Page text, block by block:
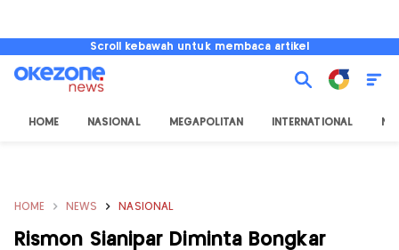
Scroll kebawah untuk membaca artikel
HOME NASIONAL MEGAPOLITAN INTERNATIONAL
HOME NEWS NASIONAL
Rismon Sianipar Diminta Bongkar